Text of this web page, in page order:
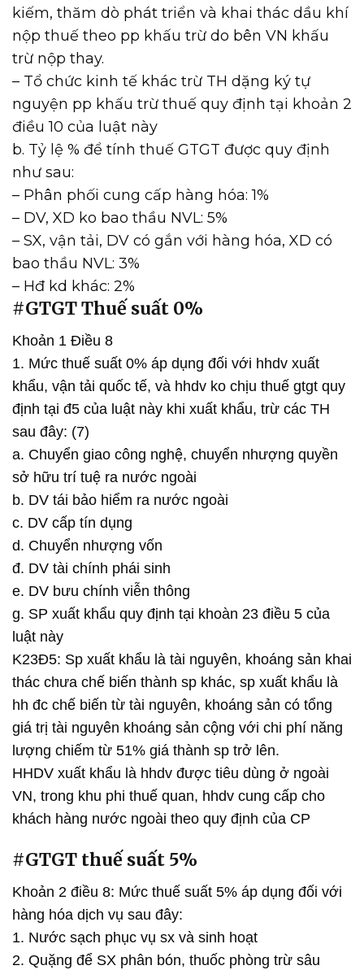
kiếm, thăm dò phát triển và khai thác dầu khí
nộp thuế theo pp khấu trừ do bên VN khấu
trừ nộp thay.
– Tổ chức kinh tế khác trừ TH dặng ký tự
nguyện pp khấu trừ thuế quy định tại khoản 2
điều 10 của luật này
b. Tỷ lệ % để tính thuế GTGT được quy định
như sau:
– Phân phối cung cấp hàng hóa: 1%
– DV, XD ko bao thầu NVL: 5%
– SX, vận tải, DV có gắn với hàng hóa, XD có
bao thầu NVL: 3%
– Hđ kd khác: 2%
#GTGT Thuế suất 0%
Khoản 1 Điều 8
1. Mức thuế suất 0% áp dụng đối với hhdv xuất
khẩu, vận tải quốc tế, và hhdv ko chịu thuế gtgt quy
định tại đ5 của luật này khi xuất khẩu, trừ các TH
sau đây: (7)
a. Chuyển giao công nghệ, chuyển nhượng quyền
sở hữu trí tuệ ra nước ngoài
b. DV tái bảo hiểm ra nước ngoài
c. DV cấp tín dụng
d. Chuyển nhượng vốn
đ. DV tài chính phái sinh
e. DV bưu chính viễn thông
g. SP xuất khẩu quy định tại khoàn 23 điều 5 của
luật này
K23Đ5: Sp xuất khẩu là tài nguyên, khoáng sản khai
thác chưa chế biến thành sp khác, sp xuất khẩu là
hh đc chế biến từ tài nguyên, khoáng sản có tổng
giá trị tài nguyên khoáng sản cộng với chi phí năng
lượng chiếm từ 51% giá thành sp trở lên.
HHDV xuất khẩu là hhdv được tiêu dùng ở ngoài
VN, trong khu phi thuế quan, hhdv cung cấp cho
khách hàng nước ngoài theo quy định của CP
#GTGT thuế suất 5%
Khoản 2 điều 8: Mức thuế suất 5% áp dụng đối với
hàng hóa dịch vụ sau đây:
1. Nước sạch phục vụ sx và sinh hoạt
2. Quặng để SX phân bón, thuốc phòng trừ sâu